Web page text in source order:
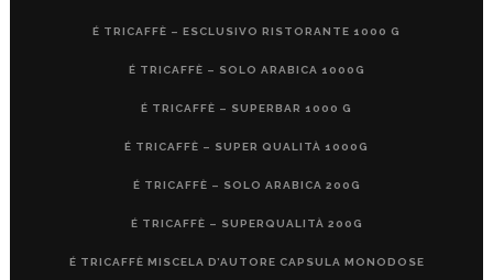
É TRICAFFÈ – ESCLUSIVO RISTORANTE 1000 G
É TRICAFFÈ – SOLO ARABICA 1000G
É TRICAFFÈ – SUPERBAR 1000 G
É TRICAFFÈ – SUPER QUALITÀ 1000G
É TRICAFFÈ – SOLO ARABICA 200G
É TRICAFFÈ – SUPERQUALITÀ 200G
É TRICAFFÈ MISCELA D’AUTORE CAPSULA MONODOSE